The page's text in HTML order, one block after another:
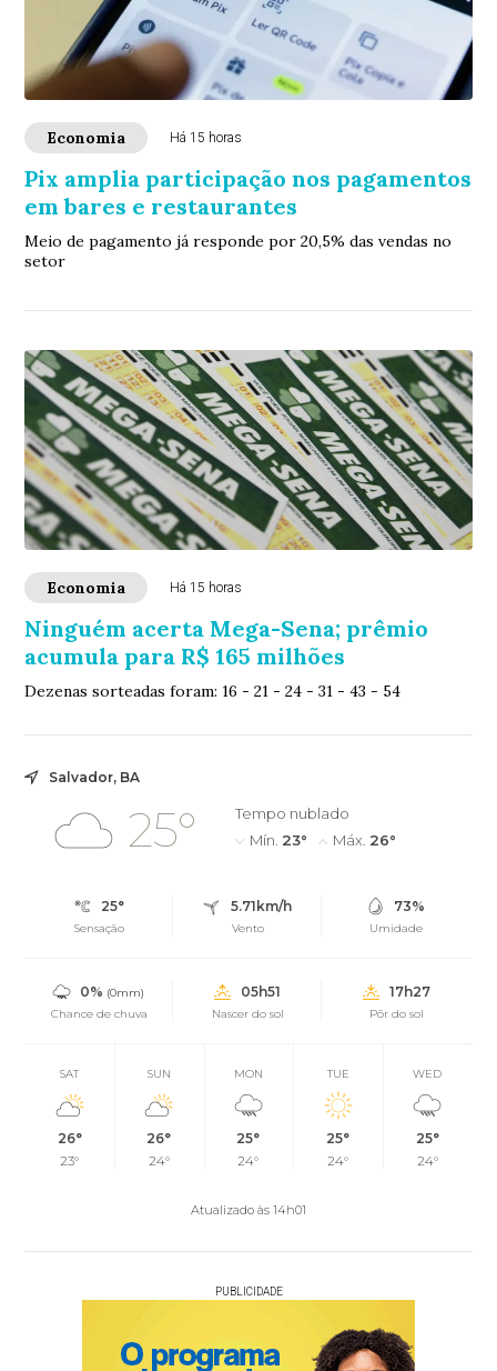
Economia Há 15 horas
Pix amplia participação nos pagamentos
em bares e restaurantes
Meio de pagamento já responde por 20,5% das vendas no
setor
Economia Há 15 horas
Ninguém acerta Mega-Sena; prêmio
acumula para R$ 165 milhões
Dezenas sorteadas foram: 16 - 21 - 24 - 31 - 43 - 54
Salvador, BA
25°
Tempo nublado
Mín. 23° Máx. 26°
25°
Sensação
5.71km/h
Vento
73%
Umidade
0% (0mm)
Chance de chuva
05h51
Nascer do sol
17h27
Pôr do sol
SAT
26°
23°
SUN
26°
24°
MON
25°
24°
TUE
25°
24°
WED
25°
24°
Atualizado às 14h01
PUBLICIDADE